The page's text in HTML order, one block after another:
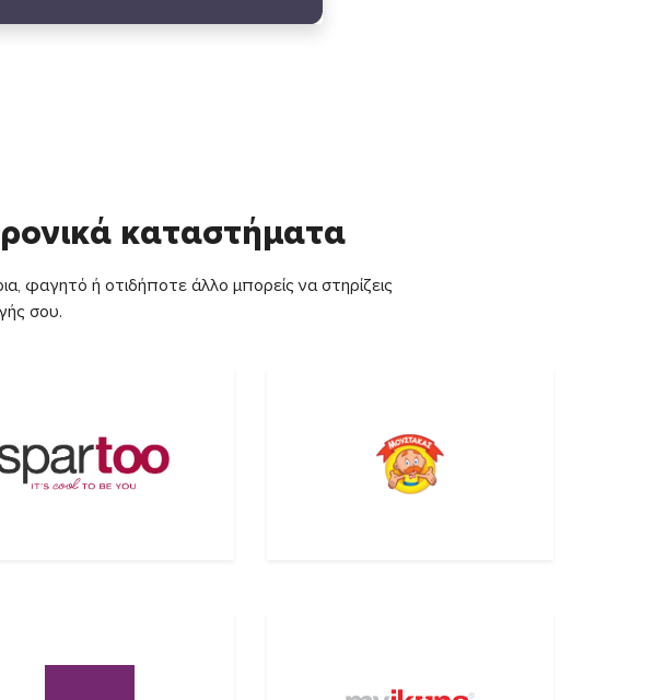
καταστήματα
φαγητό ή οτιδήποτε άλλο μπορείς να στηρίζεις
σου.